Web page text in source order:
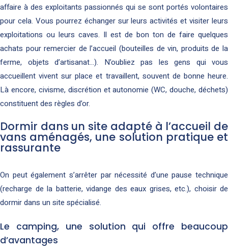
affaire à des exploitants passionnés qui se sont portés volontaires
pour cela. Vous pourrez échanger sur leurs activités et visiter leurs
exploitations ou leurs caves. Il est de bon ton de faire quelques
achats pour remercier de l’accueil (bouteilles de vin, produits de la
ferme, objets d’artisanat…). N’oubliez pas les gens qui vous
accueillent vivent sur place et travaillent, souvent de bonne heure.
Là encore, civisme, discrétion et autonomie (WC, douche, déchets)
constituent des règles d’or.
Dormir dans un site adapté à l’accueil de
vans aménagés, une solution pratique et
rassurante
On peut également s’arrêter par nécessité d’une pause technique
(recharge de la batterie, vidange des eaux grises, etc.), choisir de
dormir dans un site spécialisé.
Le camping, une solution qui offre beaucoup
d’avantages